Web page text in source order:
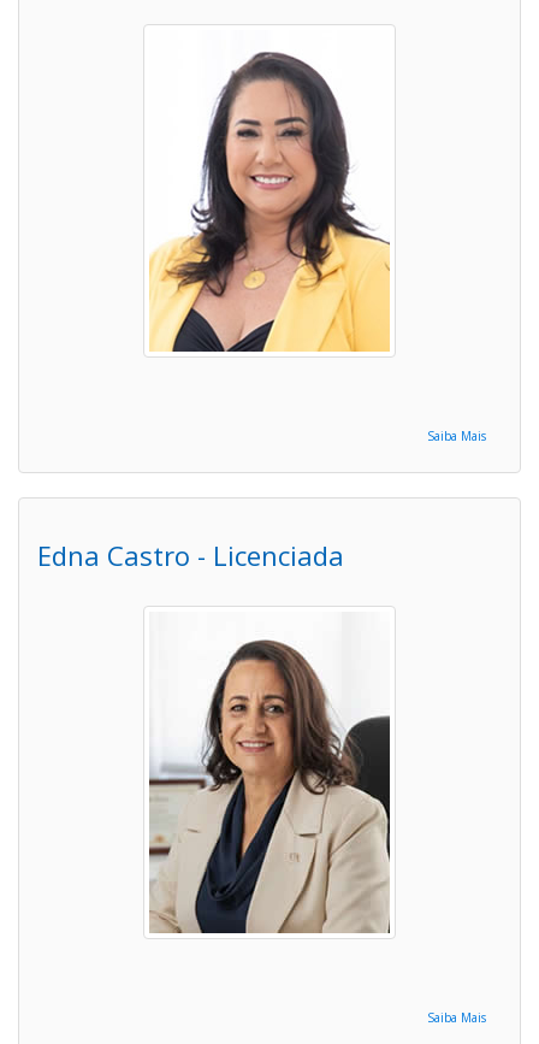
Saiba Mais
Edna Castro - Licenciada
Saiba Mais